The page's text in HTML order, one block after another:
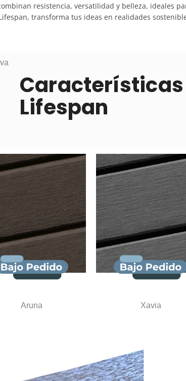
resistencia, versatilidad y belleza, ideales
transforma tus ideas en realidades
Lifespan
Aruna Xavia